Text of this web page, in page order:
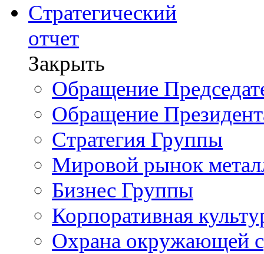
Стратегический
отчет
Закрыть
Обращение
Обращение
Стратегия Группы
Мировой рынок
Бизнес Группы
Корпоративная
Охрана окружающей